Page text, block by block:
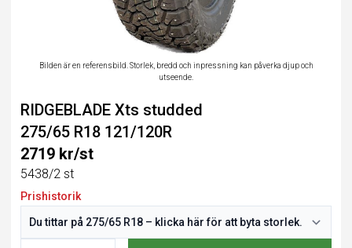
Bilden är en referensbild. Storlek, bredd och inpressning kan påverka djup och
utseende.
RIDGEBLADE Xts studded
275/65 R18 121/120R
2719 kr/st
5438/2 st
Prishistorik